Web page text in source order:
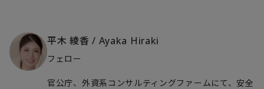
平木 綾香 / Ayaka Hiraki
フェロー
官公庁、外資系コンサルティングファームにて、安全